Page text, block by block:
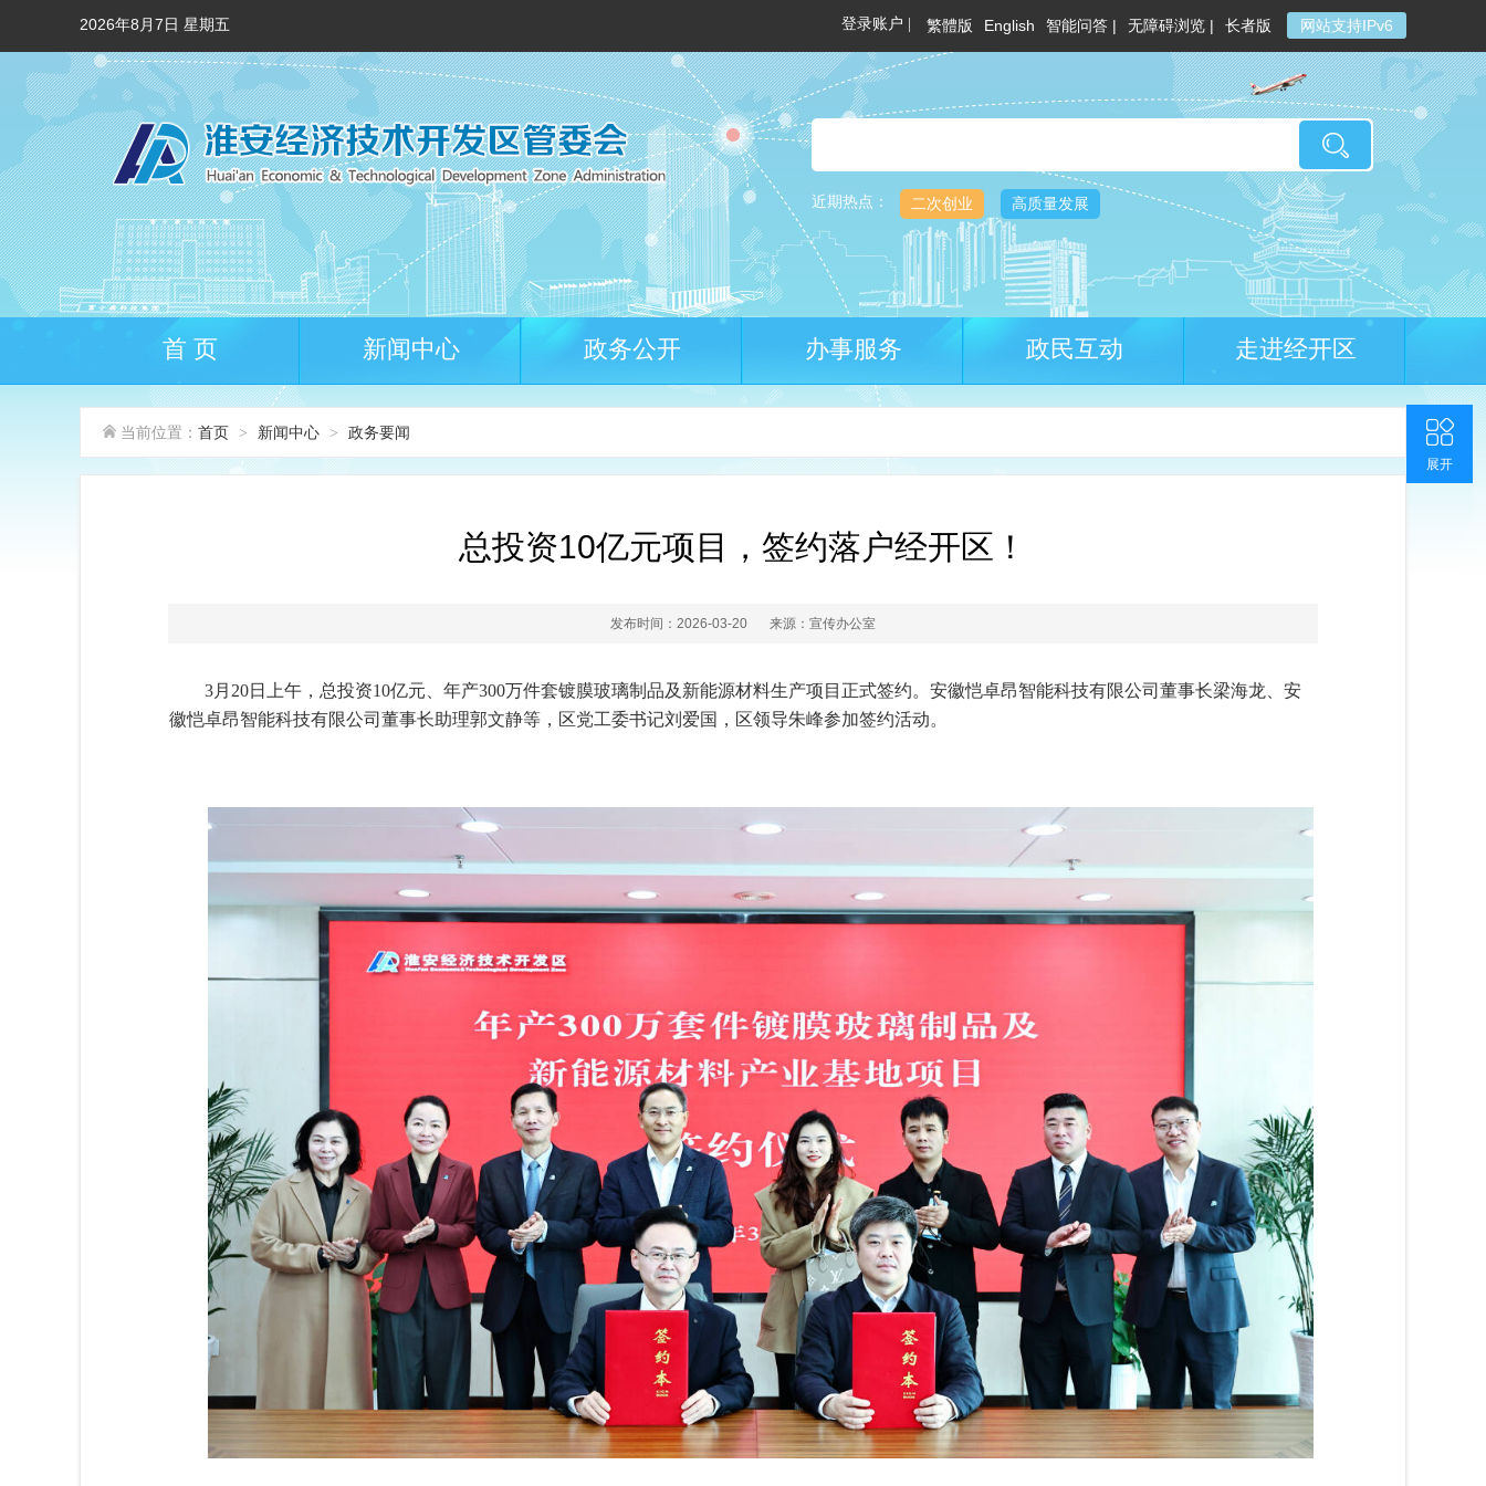
2026年8月7日 星期五 繁體版 English 智能问答 | 无障碍浏览 | 长者版 网站支持IPv6
近期热点： 二次创业 高质量发展
首 页 新闻中心 政务公开 办事服务 政民互动 走进经开区
当前位置： 首页 > 新闻中心 > 政务要闻
总投资10亿元项目，签约落户经开区！
发布时间：2026-03-20 来源：宣传办公室
3月20日上午，总投资10亿元、年产300万件套镀膜玻璃制品及新能源材料生产项目正式签约。安徽恺卓昂智能科技有限公司董事长梁海龙、安
徽恺卓昂智能科技有限公司董事长助理郭文静等，区党工委书记刘爱国，区领导朱峰参加签约活动。
联系我们
官方微博
返回顶部
收起
展开